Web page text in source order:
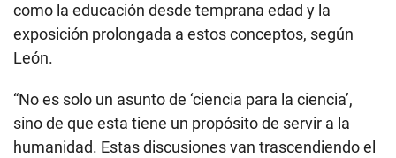
como la educación desde temprana edad y la
exposición prolongada a estos conceptos, según
León.
“No es solo un asunto de ‘ciencia para la ciencia’,
sino de que esta tiene un propósito de servir a la
humanidad. Estas discusiones van trascendiendo el